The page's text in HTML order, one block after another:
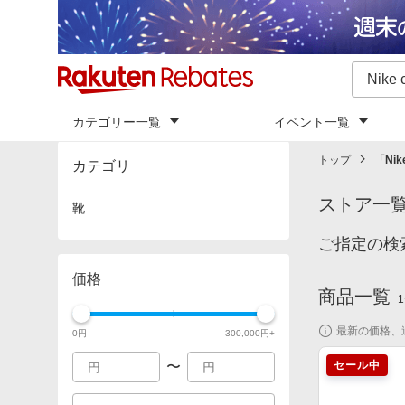
カテゴリー一覧 イベント一覧
カテゴリ
靴
価格
0円 300,000円+
〜
トップ 「
ストア一
ご指定の
商品一覧 1
最新の価格、
セール中